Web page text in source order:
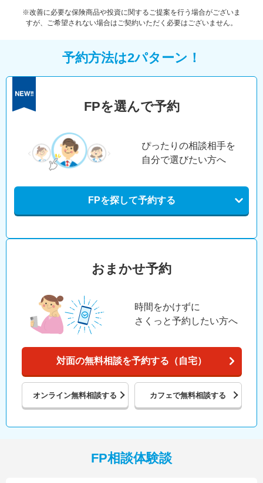
※改善に必要な保険商品や投資に関するご提案を行う場合がございま
すが、ご希望されない場合はご契約いただく必要はございません。
予約方法は2パターン！
FPを選んで予約
ぴったりの相談相手を
自分で選びたい方へ
FPを探して予約する
おまかせ予約
時間をかけずに
さくっと予約したい方へ
対面の無料相談を予約する（自宅）
オンライン無料相談する カフェで無料相談する
FP相談体験談